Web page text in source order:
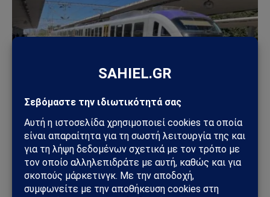
ΕΛΛΆΔΑ
Μέγαρα: Γυναίκα παρασύρθηκε από συρμό του
Προαστιακού – Ανασύρθηκε χωρίς τις αισθήσεις
της
02/08/2026